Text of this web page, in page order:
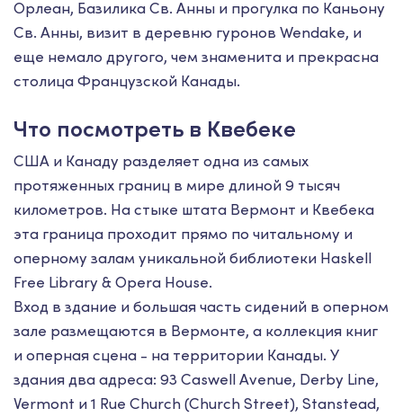
Орлеан, Базилика Св. Анны и прогулка по Каньону
Св. Анны, визит в деревню гуронов Wendake, и
еще немало другого, чем знаменита и прекрасна
столица Французской Канады.
Что посмотреть в Квебеке
США и Канаду разделяет одна из самых
протяженных границ в мире длиной 9 тысяч
километров. На стыке штата Вермонт и Квебека
эта граница проходит прямо по читальному и
оперному залам уникальной библиотеки Haskell
Free Library & Opera House.
Вход в здание и большая часть сидений в оперном
зале размещаются в Вермонте, а коллекция книг
и оперная сцена - на территории Канады. У
здания два адреса: 93 Caswell Avenue, Derby Line,
Vermont и 1 Rue Church (Church Street), Stanstead,